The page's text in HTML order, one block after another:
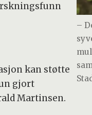
–
kan støtte
gjort
Martinsen.